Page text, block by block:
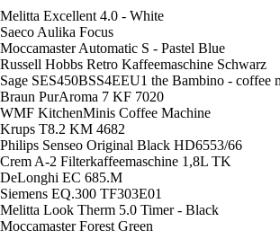
Melitta Excellent 4.0 - White
Saeco Aulika Focus
Moccamaster Automatic S - Pastel Blue
Russell Hobbs Retro Kaffeemaschine Schwarz
Sage SES450BSS4EEU1 the Bambino - coffee
Braun PurAroma 7 KF 7020
WMF KitchenMinis Coffee Machine
Krups T8.2 KM 4682
Philips Senseo Original Black HD6553/66
Crem A-2 Filterkaffeemaschine 1,8L TK
DeLonghi EC 685.M
Siemens EQ.300 TF303E01
Melitta Look Therm 5.0 Timer - Black
Moccamaster Forest Green